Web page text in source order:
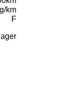
km
F